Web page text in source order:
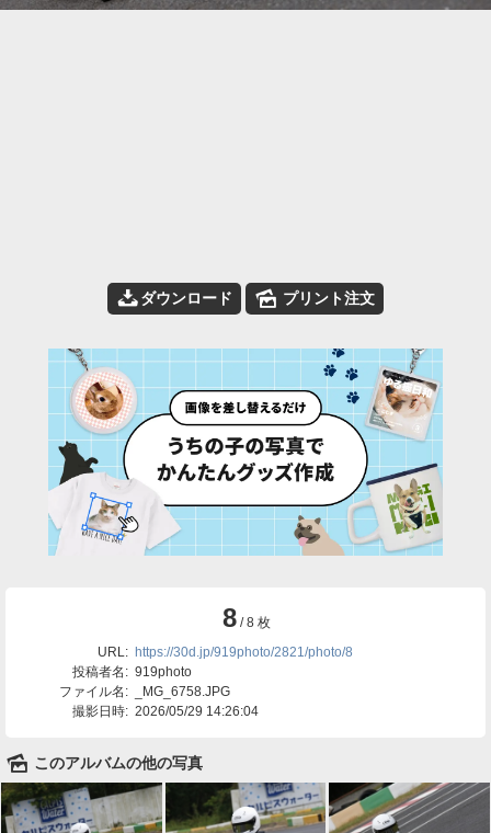
📥ダウンロード 🌄 プリント注文
8/ 8 枚
URL: https://30d.jp/919photo/2821/photo/8
投稿者名: 919photo
ファイル名:
_MG_6758.JPG
撮影日時: 2026/05/29 14:26:04
🌄 このアルバムの他の写真